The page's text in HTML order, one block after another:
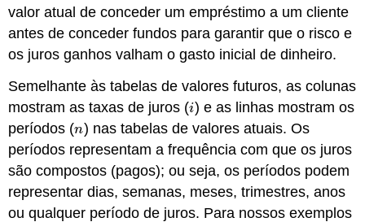
valor atual de conceder um empréstimo a um cliente
antes de conceder fundos para garantir que o risco e
os juros ganhos valham o gasto inicial de dinheiro.
Semelhante às tabelas de valores futuros, as colunas
mostram as taxas de juros (i
i) e as linhas mostram os
períodos (n
n) nas tabelas de valores atuais. Os
períodos representam a frequência com que os juros
são compostos (pagos); ou seja, os períodos podem
representar dias, semanas, meses, trimestres, anos
ou qualquer período de juros. Para nossos exemplos